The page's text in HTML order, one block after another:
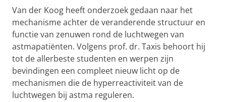
Van der Koog heeft onderzoek gedaan naar het
mechanisme achter de veranderende structuur en
functie van zenuwen rond de luchtwegen van
astmapatiënten. Volgens prof. dr. Taxis behoort hij
tot de allerbeste studenten en werpen zijn
bevindingen een compleet nieuw licht op de
mechanismen die de hyperreactiviteit van de
luchtwegen bij astma reguleren.